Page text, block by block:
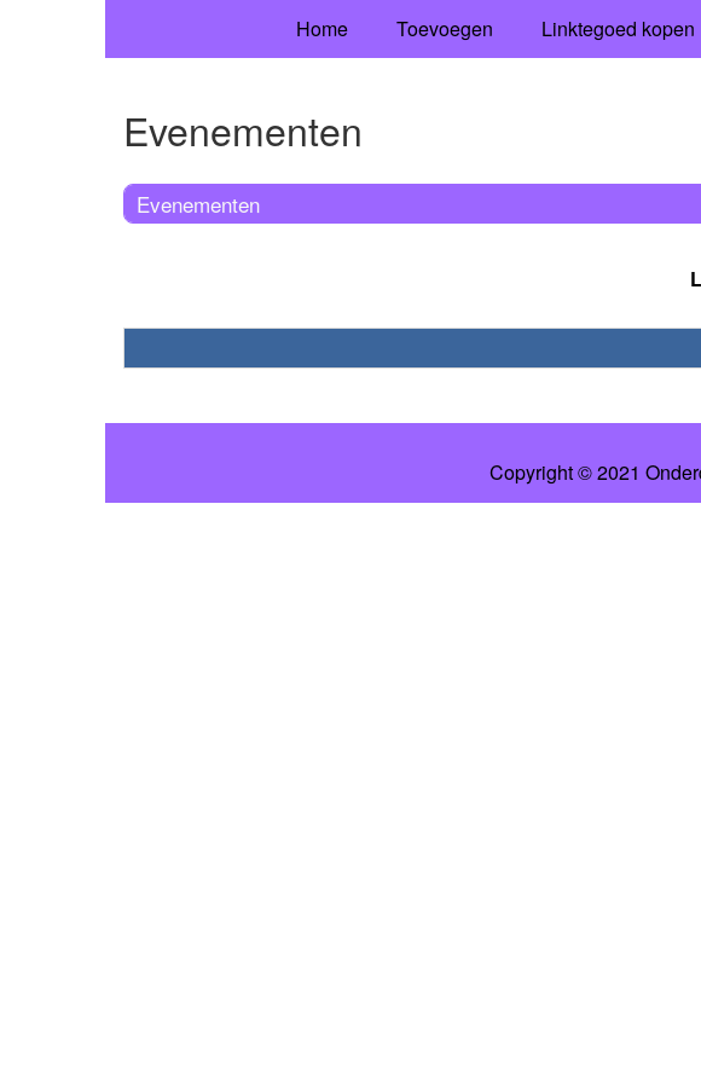
Home Toevoegen Linktegoed kopen
Evenementen
Evenementen
Copyright © 2021